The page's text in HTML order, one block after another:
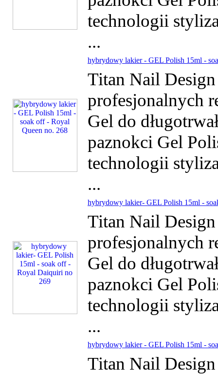
technologii
...
hybrydowy lakier - GEL Polish 15ml -
Titan Nail
profesjonalnych
Gel do
paznokci Gel
technologii
...
hybrydowy lakier- GEL Polish 15ml -
Titan Nail
profesjonalnych
Gel do
paznokci Gel
technologii
...
hybrydowy lakier - GEL Polish 15ml -
Titan Nail